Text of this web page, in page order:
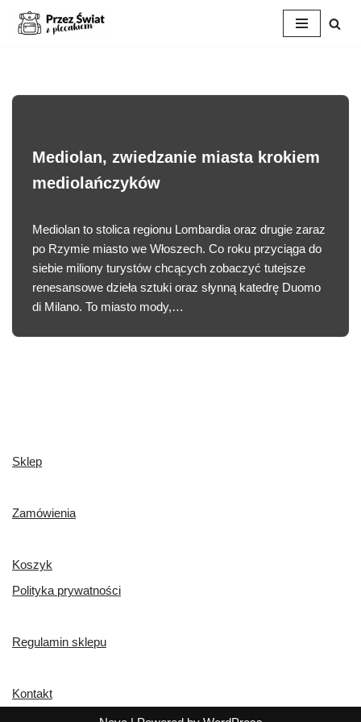
Mediolan, zwiedzanie miasta krokiem
mediolańczyków
Mediolan to stolica regionu Lombardia oraz drugie zaraz
po Rzymie miasto we Włoszech. Co roku przyciąga do
siebie miliony turystów chcących zobaczyć tutejsze
renesansowe dzieła sztuki oraz słynną katedrę Duomo
di Milano. To miasto mody,…
Sklep
Zamówienia
Koszyk
Polityka prywatności
Regulamin sklepu
Kontakt